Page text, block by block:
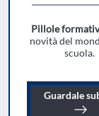
Pillole
novità del
scuola.
Guardale